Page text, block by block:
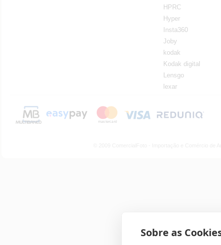
Sobre as
HPRC
Hyper
Insta360
Joby
kodak
Kodak digital
Lensgo
lexar